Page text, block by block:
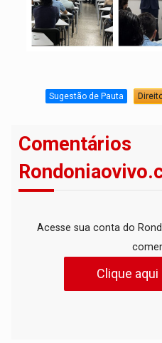
Sugestão de Pauta
Comentários
Acesse sua conta do
Clique